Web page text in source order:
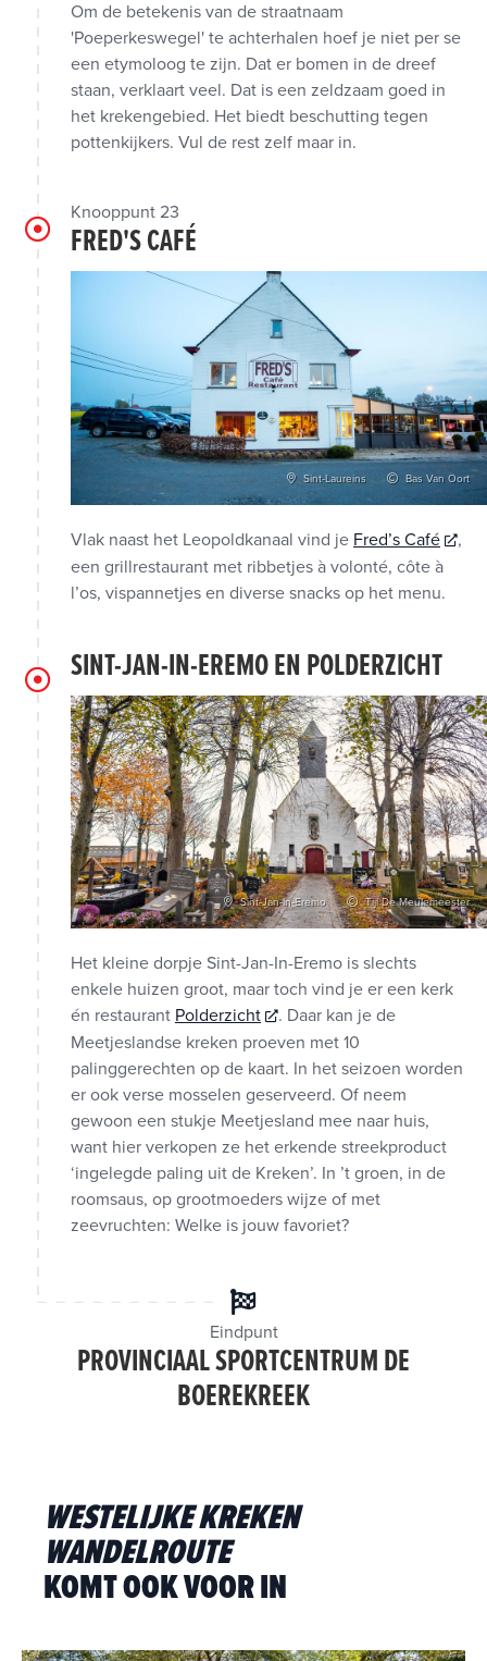
Om de betekenis van de straatnaam
'Poeperkeswegel' te achterhalen hoef je niet per se
een etymoloog te zijn. Dat er bomen in de dreef
staan, verklaart veel. Dat is een zeldzaam goed in
het krekengebied. Het biedt beschutting tegen
pottenkijkers. Vul de rest zelf maar in.
Knooppunt 23
FRED'S CAFÉ
Sint-Laureins Bas Van Oort
Vlak naast het Leopoldkanaal vind je Fred’s Café
,
een grillrestaurant met ribbetjes à volonté, côte à
l’os, vispannetjes en diverse snacks op het menu.
SINT-JAN-IN-EREMO EN POLDERZICHT
Sint-Jan-In-Eremo Tijl De Meulemeester
Het kleine dorpje Sint-Jan-In-Eremo is slechts
enkele huizen groot, maar toch vind je er een kerk
én restaurant Polderzicht
. Daar kan je de
Meetjeslandse kreken proeven met 10
palinggerechten op de kaart. In het seizoen worden
er ook verse mosselen geserveerd. Of neem
gewoon een stukje Meetjesland mee naar huis,
want hier verkopen ze het erkende streekproduct
‘ingelegde paling uit de Kreken’. In ’t groen, in de
roomsaus, op grootmoeders wijze of met
zeevruchten: Welke is jouw favoriet?
Eindpunt
PROVINCIAAL SPORTCENTRUM DE
BOEREKREEK
WESTELIJKE KREKEN
WANDELROUTE
KOMT OOK VOOR IN